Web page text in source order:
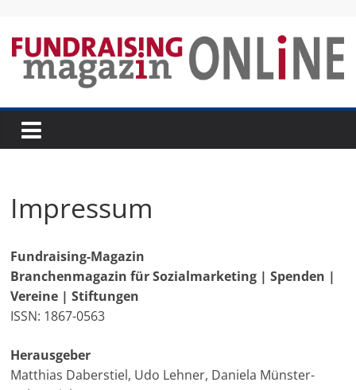
content
Fundraising-
Magazin
r
n
c
h
e
n
m
Impressum
Fundraising-Magazin
Branchenmagazin für Sozialmarketing | Spenden |
Vereine | Stiftungen
ISSN: 1867-0563
Herausgeber
Matthias Daberstiel, Udo Lehner, Daniela Münster-